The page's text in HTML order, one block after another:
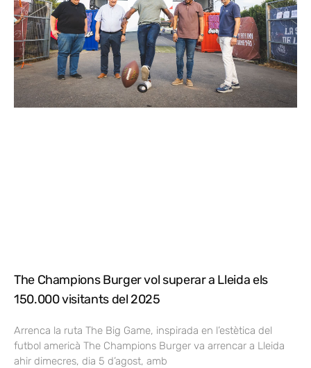
The Champions Burger vol superar a Lleida els
150.000 visitants del 2025
Arrenca la ruta The Big Game, inspirada en l’estètica del
futbol americà The Champions Burger va arrencar a Lleida
ahir dimecres, dia 5 d’agost, amb